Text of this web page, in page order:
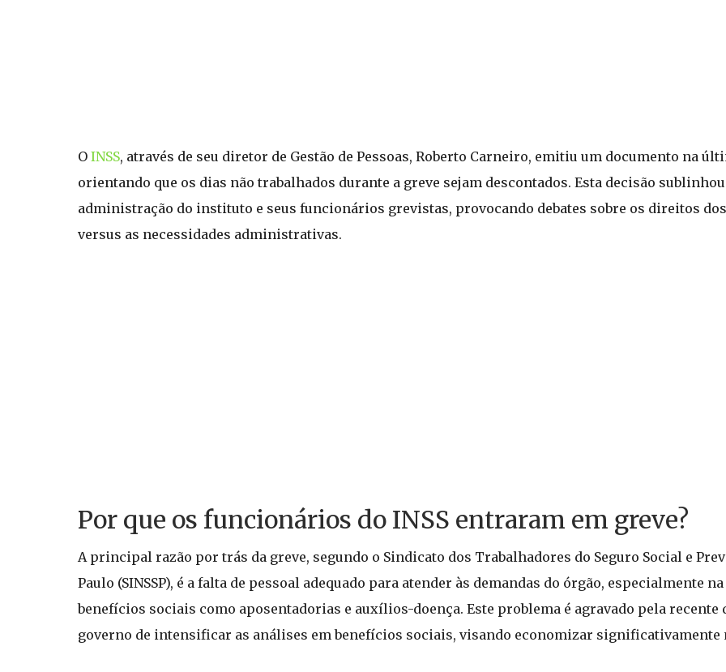
O INSS, através de seu diretor de Gestão de Pessoas, Roberto Carneiro, emitiu um documento na
orientando que os dias não trabalhados durante a greve sejam descontados. Esta decisão
administração do instituto e seus funcionários grevistas, provocando debates sobre os direitos
versus as necessidades administrativas.
Por que os funcionários do INSS entraram em greve?
A principal razão por trás da greve, segundo o Sindicato dos Trabalhadores do Seguro Social e
Paulo (SINSSP), é a falta de pessoal adequado para atender às demandas do órgão, especialmente
benefícios sociais como aposentadorias e auxílios-doença. Este problema é agravado pela recente
governo de intensificar as análises em benefícios sociais, visando economizar significativamente